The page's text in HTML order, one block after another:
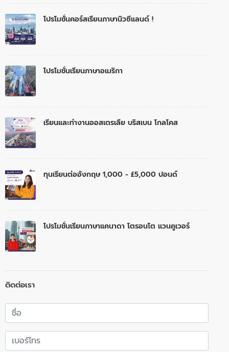
โปรโมชั่นคอร์สเรียนภาษานิวซีแลนด์ !
โปรโมชั่นเรียนภาษาอเมริกา
เรียนและทำงานออสเตรเลีย บริสเบน โกลโคส
ทุนเรียนต่ออังกฤษ 1,000 - £5,000 ปอนด์
โปรโมชั่นเรียนภาษาแคนาดา โตรอนโต แวนคูเวอร์
ติดต่อเรา